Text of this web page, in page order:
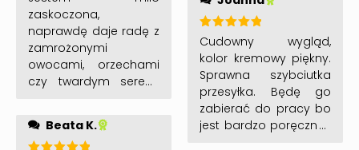
5na 5
zaskoczona,
naprawdę daje radę z
zamrożonymi
owocami, orzechami
czy twardym serem.
sam 🙂 Polecam
Beata K.
platkami owsianymi
rowniez
Oceniono
5na 5
Cudowny wygląd,
kolor kremowy piękny.
Sprawna szybciutka
przesyłka. Będę go
zabierać do pracy bo
jest bardzo poręczny i